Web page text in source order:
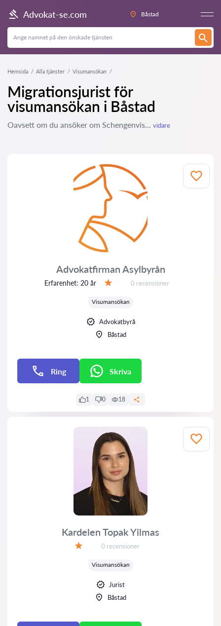
Advokat-se.com Båstad
Hemsida Alla tjänster Visumansökan
Migrationsjurist för
visumansökan i Båstad
Oavsett om du ansöker om Schengenvis... vidare
Advokatfirman Asylbyrån
Erfarenhet: 20 år Recensioner:
0 recensioner
Visumansökan
Advokatbyrå
Båstad
Ring Skriva
1 0 18
Kardelen Topak Yilmas
Recensioner:
0 recensioner
Visumansökan
Jurist
Båstad